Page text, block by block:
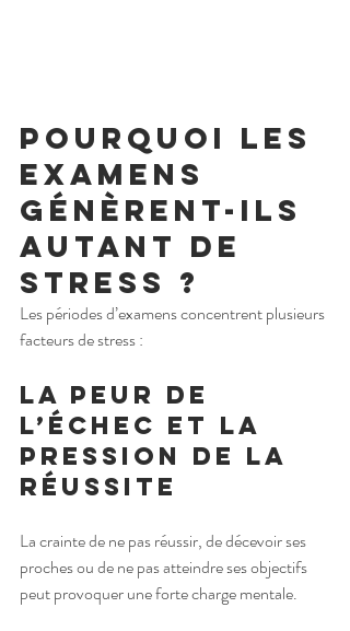
Pourquoi les
examens
génèrent-ils
autant de
stress ?
Les périodes d’examens concentrent plusieurs
facteurs de stress :
La peur de
l’échec et la
pression de la
réussite
La crainte de ne pas réussir, de décevoir ses
proches ou de ne pas atteindre ses objectifs
peut provoquer une forte charge mentale.